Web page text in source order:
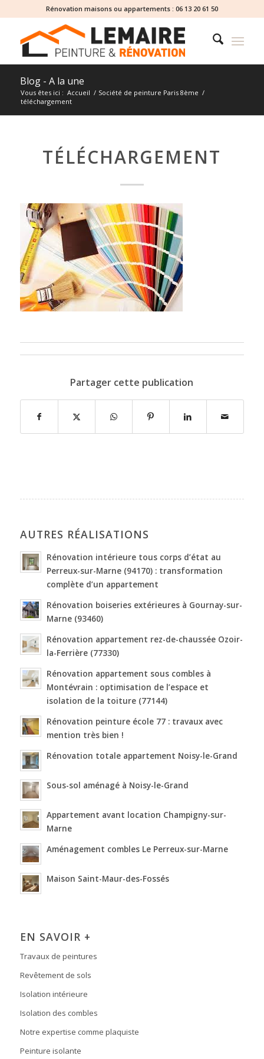
Rénovation maisons ou appartements : 06 13 20 61 50
Blog - A la une
Vous êtes ici : Accueil / Société de peinture Paris 8ème /
téléchargement
TÉLÉCHARGEMENT
Partager cette publication
AUTRES RÉALISATIONS
Rénovation intérieure tous corps d’état au
Perreux-sur-Marne (94170) : transformation
complète d’un appartement
Rénovation boiseries extérieures à Gournay-sur-
Marne (93460)
Rénovation appartement rez-de-chaussée Ozoir-
la-Ferrière (77330)
Rénovation appartement sous combles à
Montévrain : optimisation de l’espace et
isolation de la toiture (77144)
Rénovation peinture école 77 : travaux avec
mention très bien !
Rénovation totale appartement Noisy-le-Grand
Sous-sol aménagé à Noisy-le-Grand
Appartement avant location Champigny-sur-
Marne
Aménagement combles Le Perreux-sur-Marne
Maison Saint-Maur-des-Fossés
EN SAVOIR +
Travaux de peintures
Revêtement de sols
Isolation intérieure
Isolation des combles
Notre expertise comme plaquiste
Peinture isolante